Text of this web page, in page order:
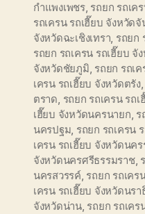
กำแพงเพชร, รถยก รถเค
รถเครน รถเฮี๊ยบ จังหวัด
จังหวัดฉะเชิงเทรา, รถยก
รถยก รถเครน รถเฮี๊ยบ จั
จังหวัดชัยภูมิ, รถยก รถเ
เครน รถเฮี๊ยบ จังหวัดตรัง,
ตราด, รถยก รถเครน รถ
เฮี๊ยบ จังหวัดนครนายก, ร
นครปฐม, รถยก รถเครน
เครน รถเฮี๊ยบ จังหวัดนค
จังหวัดนครศรีธรรมราช,
นครสวรรค์, รถยก รถเค
เครน รถเฮี๊ยบ จังหวัดนรา
จังหวัดน่าน, รถยก รถเค